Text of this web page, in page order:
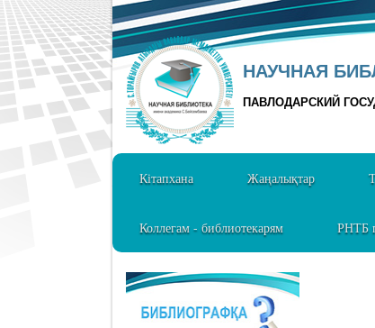
НАУЧНАЯ
ПАВЛОДАРСКИЙ
Кітапхана Жаңалықтар
Коллегам - библиотекарям РНТБ